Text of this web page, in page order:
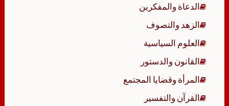
الدعاة والمفكرين
الزهد والتصوف
العلوم السياسية
القانون والدستور
المرأة وقضايا المجتمع
القرآن والتفسير